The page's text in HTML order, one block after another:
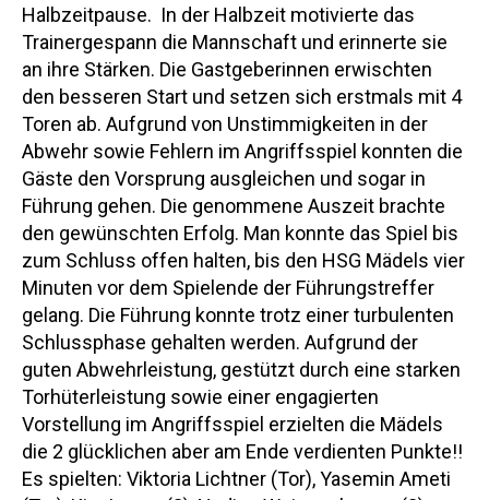
Halbzeitpause. In der Halbzeit motivierte das
Trainergespann die Mannschaft und erinnerte sie
an ihre Stärken. Die Gastgeberinnen erwischten
den besseren Start und setzen sich erstmals mit 4
Toren ab. Aufgrund von Unstimmigkeiten in der
Abwehr sowie Fehlern im Angriffsspiel konnten die
Gäste den Vorsprung ausgleichen und sogar in
Führung gehen. Die genommene Auszeit brachte
den gewünschten Erfolg. Man konnte das Spiel bis
zum Schluss offen halten, bis den HSG Mädels vier
Minuten vor dem Spielende der Führungstreffer
gelang. Die Führung konnte trotz einer turbulenten
Schlussphase gehalten werden. Aufgrund der
guten Abwehrleistung, gestützt durch eine starken
Torhüterleistung sowie einer engagierten
Vorstellung im Angriffsspiel erzielten die Mädels
die 2 glücklichen aber am Ende verdienten Punkte!!
Es spielten: Viktoria Lichtner (Tor), Yasemin Ameti